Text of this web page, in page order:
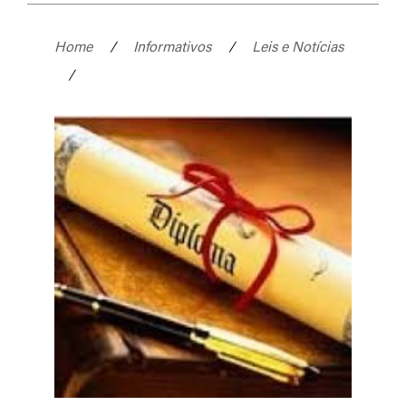
Home / Informativos /
Leis e Notícias
/